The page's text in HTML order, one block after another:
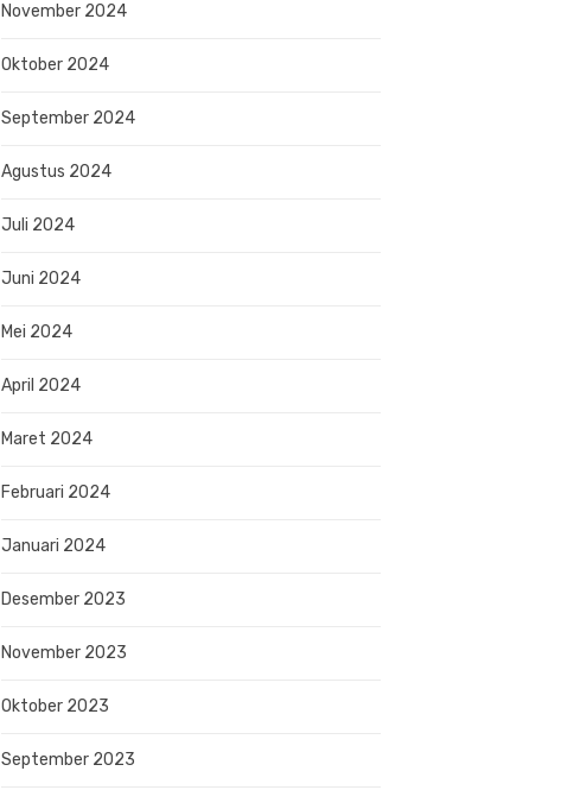
November 2024
Oktober 2024
September 2024
Agustus 2024
Juli 2024
Juni 2024
Mei 2024
April 2024
Maret 2024
Februari 2024
Januari 2024
Desember 2023
November 2023
Oktober 2023
September 2023